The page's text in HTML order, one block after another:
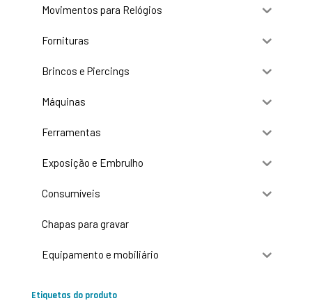
Movimentos para Relógios
Fornituras
Brincos e Piercings
Máquinas
Ferramentas
Exposição e Embrulho
Consumíveis
Chapas para gravar
Equipamento e mobiliário
Etiquetas do produto